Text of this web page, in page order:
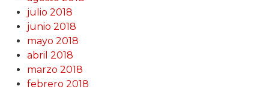
julio 2018
junio 2018
mayo 2018
abril 2018
marzo 2018
febrero 2018